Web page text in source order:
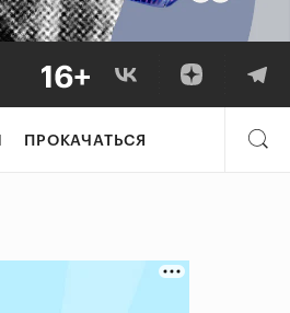
ПРОКАЧАТЬСЯ